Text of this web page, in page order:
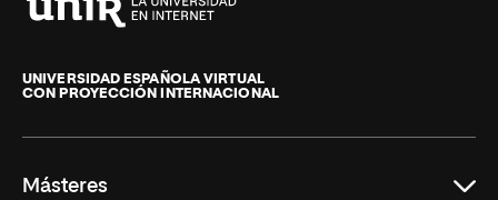
de
La
UNIVERSIDAD ESPAÑOLA VIRTUAL
CON PROYECCIÓN INTERNACIONAL
Másteres